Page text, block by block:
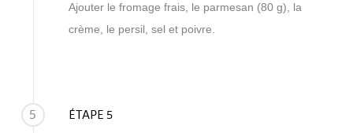
Ajouter le fromage frais, le parmesan (80 g), la
crème, le persil, sel et poivre.
5 ÉTAPE 5